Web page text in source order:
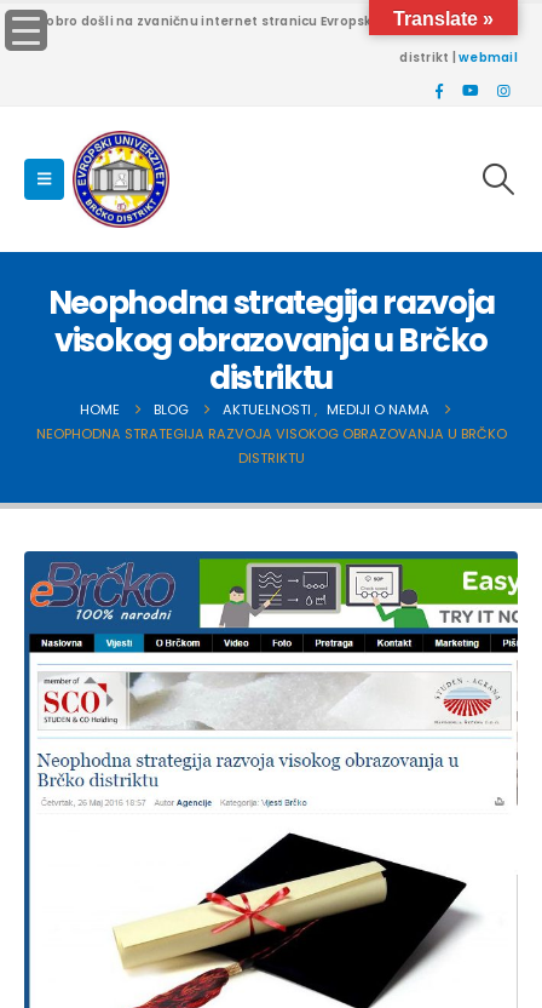
Dobro došli na zvaničnu internet stranicu Evropskog univerziteta Brčko
distrikt |webmail
Neophodna strategija razvoja
visokog obrazovanja u Brčko
distriktu
HOME BLOG AKTUELNOSTI , MEDIJI O NAMA
NEOPHODNA STRATEGIJA RAZVOJA VISOKOG OBRAZOVANJA U BRČKO
DISTRIKTU
Translate »